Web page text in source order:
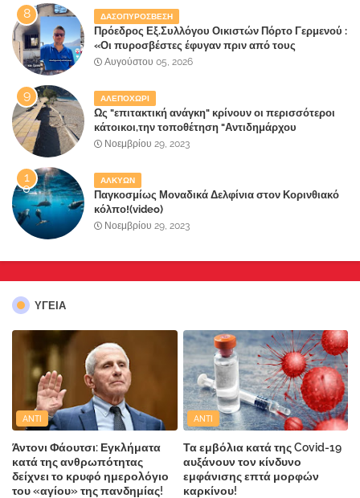
επίγειου παραδείσου της Αττικής
ΔΑΣΟΠΥΡΟΣΒΕΣΗ
Πρόεδρος Εξ.Συλλόγου Οικιστών Πόρτο Γερμενού :
«Οι πυροσβέστες έφυγαν πριν από τους
κατοίκους»
Αυγούστου 05, 2026
ΑΛΕΠΟΧΩΡΙ
Ως "επιτακτική ανάγκη" κρίνουν οι περισσότεροι
κάτοικοι,την τοποθέτηση "Αντιδημάρχου
Παραλιακής Ζώνης" στο Δήμο Μάνδρας-Ειδυλλίας!
Νοεμβρίου 29, 2023
ΑΛΚΥΩΝ
Παγκοσμίως Μοναδικά Δελφίνια στον Κορινθιακό
κόλπο!(video)
Νοεμβρίου 29, 2023
ΥΓΕΙΑ
ANTI
Άντονι Φάουτσι: Εγκλήματα
κατά της ανθρωπότητας
δείχνει το κρυφό ημερολόγιο
του «αγίου» της πανδημίας!
ANTI
Τα εμβόλια κατά της Covid-19
αυξάνουν τον κίνδυνο
εμφάνισης επτά μορφών
καρκίνου!